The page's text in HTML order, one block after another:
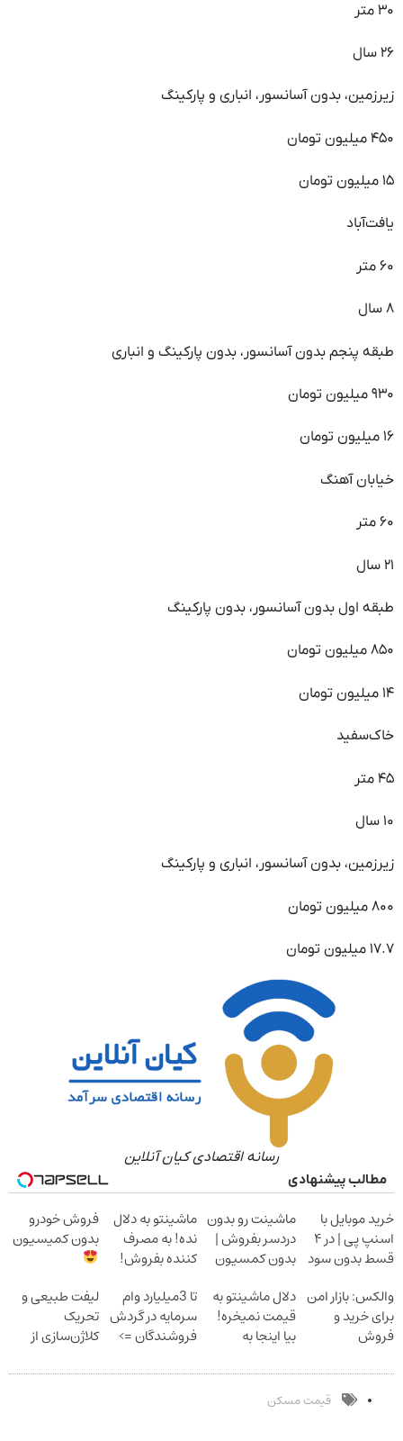
۳۰ متر
۲۶ سال
زیرزمین، بدون آسانسور، انباری و پارکینگ
۴۵۰ میلیون تومان
۱۵ میلیون تومان
یافت‌آباد
۶۰ متر
۸ سال
طبقه پنجم بدون آسانسور، بدون پارکینگ و انباری
۹۳۰ میلیون تومان
۱۶ میلیون تومان
خیابان آهنگ
۶۰ متر
۲۱ سال
طبقه اول بدون آسانسور، بدون پارکینگ
۸۵۰ میلیون تومان
۱۴ میلیون تومان
خاک‌سفید
۴۵ متر
۱۰ سال
زیرزمین، بدون آسانسور، انباری و پارکینگ
۸۰۰ میلیون تومان
۱۷.۷ میلیون تومان
رسانه اقتصادی کیان آنلاین
مطالب پیشنهادی
خرید موبایل با
اسنپ پی | در ۴
قسط بدون سود
ماشینت رو بدون
دردسر بفروش |
بدون کمسیون
ماشینتو به دلال
نده! به مصرف
کننده بفروش!
یک تماس
فروش خودرو
بدون کمیسیون
والکس: بازار امن
برای خرید و
فروش
دیجیتال
دلال ماشینتو به
قیمت نمیخره!
بیا اینجا به
بفروش*فقط
خریدار واقعی*
تا 3میلیارد وام
سرمایه در گردش
فروشندگان =>
ثبت کن
لیفت طبیعی و
تحریک
کلاژن‌سازی از
24ماه ماندگاری
قیمت مسکن